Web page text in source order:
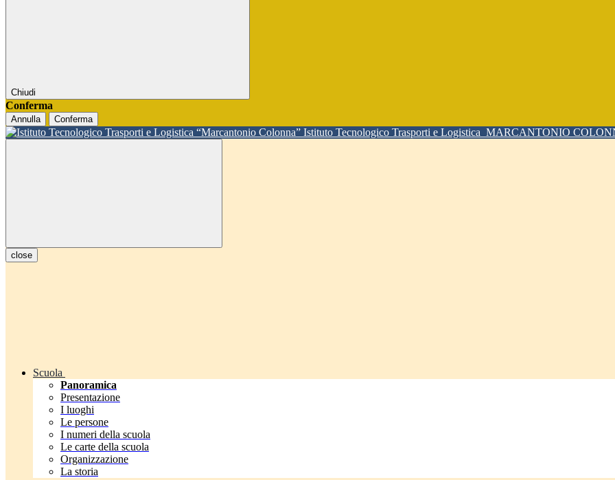
Chiudi
Conferma
Annulla Conferma
Istituto Tecnologico Trasporti e Logistica MARCANTONIO
close
Scuola
Panoramica
Presentazione
I luoghi
Le persone
I numeri della scuola
Le carte della scuola
Organizzazione
La storia